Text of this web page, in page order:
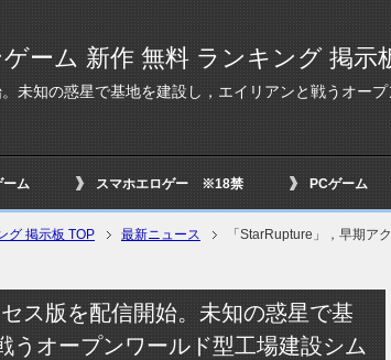
ーム 新作 無料 ランキング 掲示
未知の惑星で基地を建設し，エイリアンと戦うオープ
ーム スマホエロゲー ※18禁 PCゲーム
グ 掲示板 TOP 最新ニュース
「StarRupture」，早期ア
ス版を配信開始。未知の惑星で基
うオープンワールド型工場建設シム